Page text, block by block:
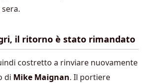
il ritorno è stato rimandato
costretto a rinviare nuovamente
di Mike Maignan. Il portiere